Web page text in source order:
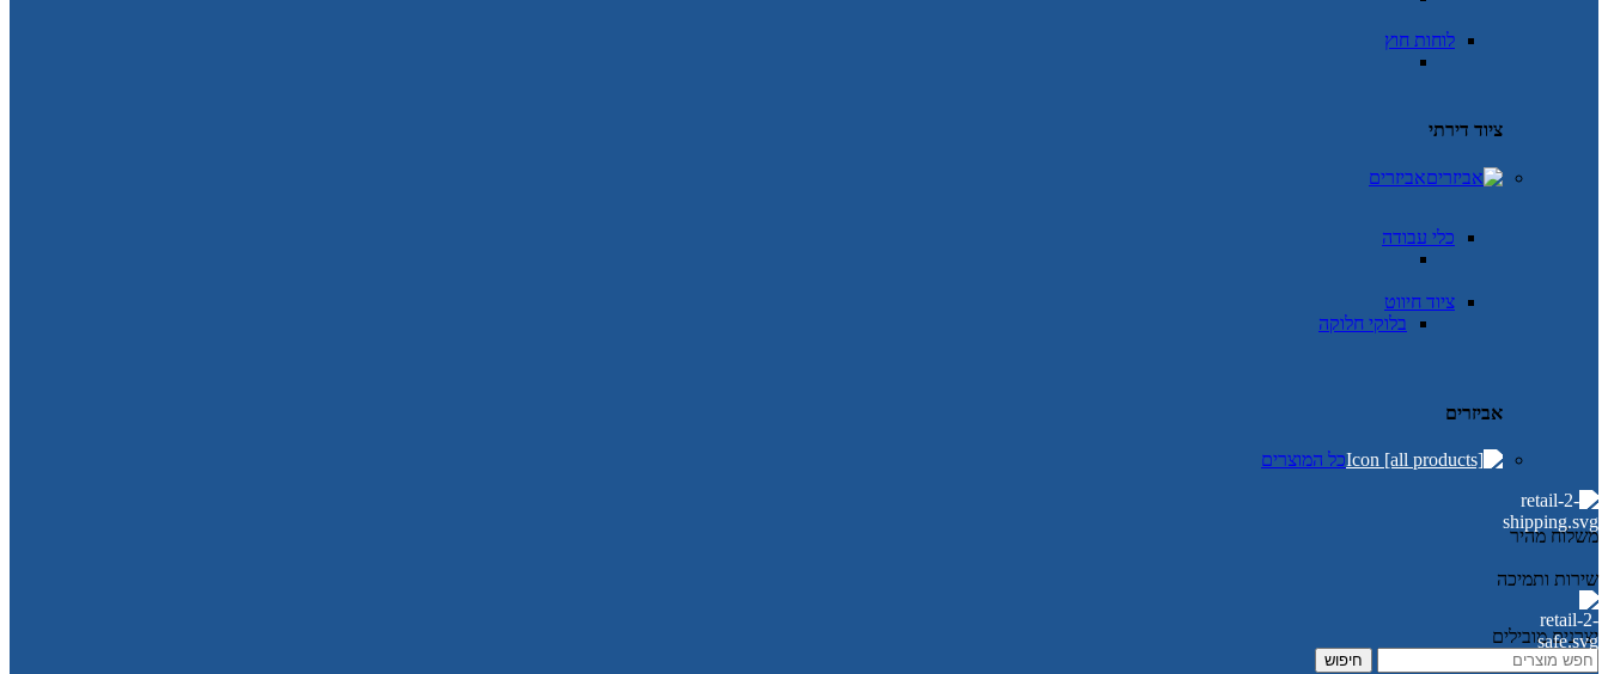
לוחות חוץ
ציוד דירתי
אביזרים
כלי עבודה
ציוד חיווט
בלוקי חלוקה
אביזרים
כל המוצרים
משלוח מהיר
שירות ותמיכה
יצרנים מובילים
חיפוש